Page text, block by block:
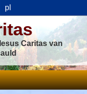
pl
Caritas van